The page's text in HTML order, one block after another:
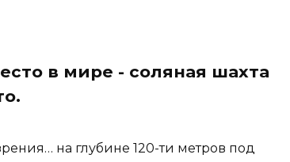
в мире - соляная шахта
на глубине 120-ти метров под